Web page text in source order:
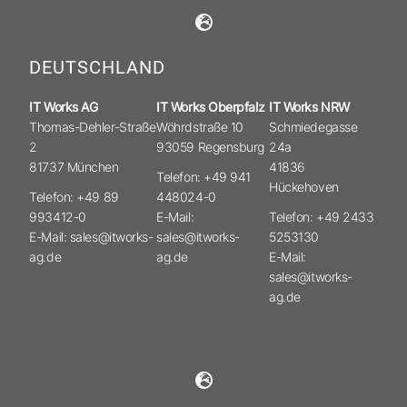
DEUTSCHLAND
IT Works AG
Thomas-Dehler-Straße
2
81737 München
Telefon: +49 89
993412-0
E-Mail: sales@itworks-
ag.de
IT Works Oberpfalz
Wöhrdstraße 10
93059 Regensburg
Telefon: +49 941
448024-0
E-Mail:
sales@itworks-
ag.de
IT Works NRW
Schmiedegasse
24a
41836
Hückehoven
Telefon: +49 2433
5253130
E-Mail:
sales@itworks-
ag.de